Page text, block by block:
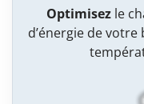
Optimisez le
d’énergie de